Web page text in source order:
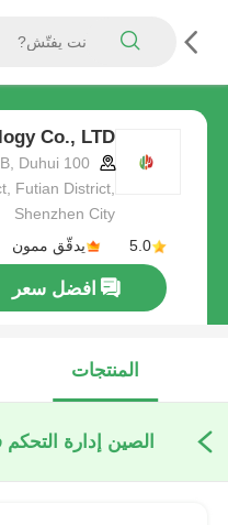
Co., LTD
Duhui 100
Futian District,
Shenzhen City
5.0
يدقّق ممون
افضل سعر
المنتجات
الصين إدارة